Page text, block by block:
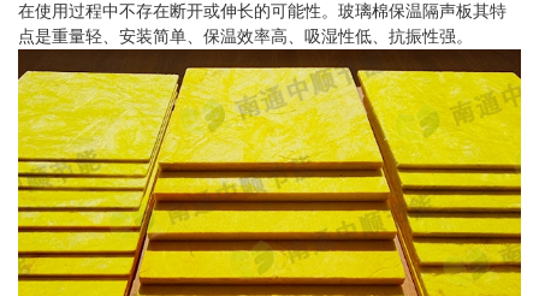
在使用过程中不存在断开或伸长的可能性。玻璃棉保温隔声板其特
点是重量轻、安装简单、保温效率高、吸湿性低、抗振性强。